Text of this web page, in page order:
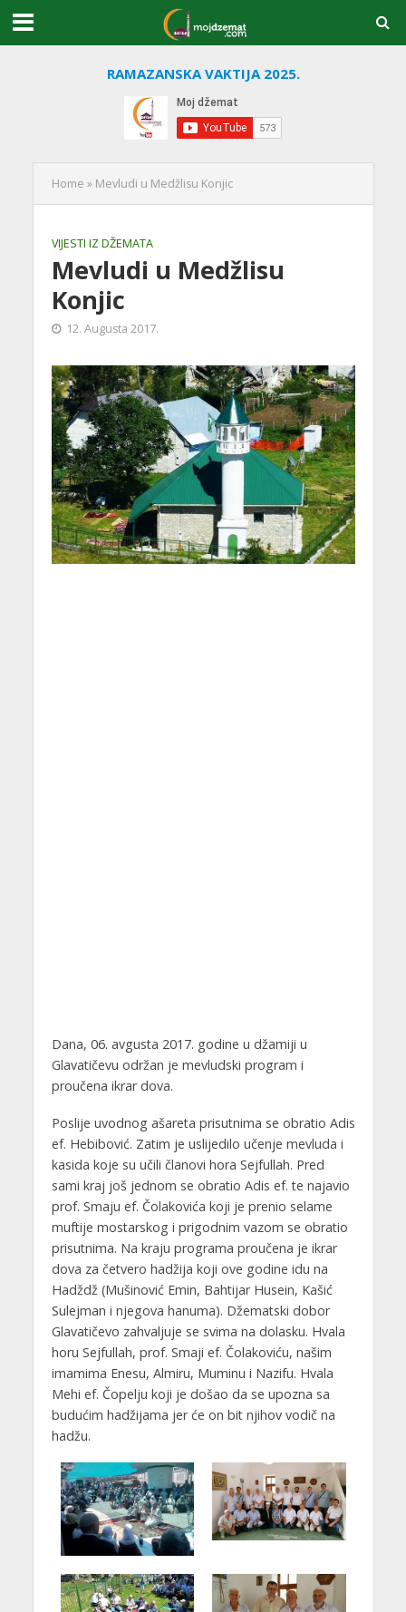
RAMAZANSKA VAKTIJA 2025.
Home » Mevludi u Medžlisu Konjic
VIJESTI IZ DŽEMATA
Mevludi u Medžlisu
Konjic
12. Augusta 2017.
Dana, 06. avgusta 2017. godine u džamiji u
Glavatičevu održan je mevludski program i
proučena ikrar dova.
Poslije uvodnog ašareta prisutnima se obratio Adis
ef. Hebibović. Zatim je uslijedilo učenje mevluda i
kasida koje su učili članovi hora Sejfullah. Pred
sami kraj još jednom se obratio Adis ef. te najavio
prof. Smaju ef. Čolakovića koji je prenio selame
muftije mostarskog i prigodnim vazom se obratio
prisutnima. Na kraju programa proučena je ikrar
dova za četvero hadžija koji ove godine idu na
Hadždž (Mušinović Emin, Bahtijar Husein, Kašić
Sulejman i njegova hanuma). Džematski dobor
Glavatičevo zahvaljuje se svima na dolasku. Hvala
horu Sejfullah, prof. Smaji ef. Čolakoviću, našim
imamima Enesu, Almiru, Muminu i Nazifu. Hvala
Mehi ef. Čopelju koji je došao da se upozna sa
budućim hadžijama jer će on bit njihov vodič na
hadžu.